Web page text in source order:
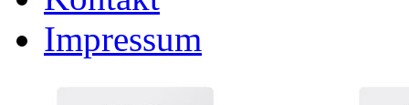
Impressum